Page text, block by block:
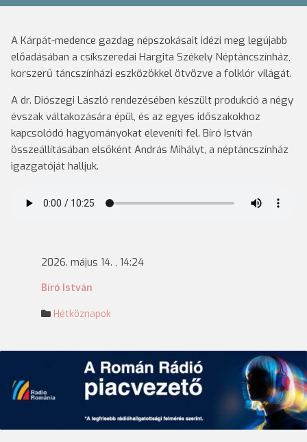
A Kárpát-medence gazdag népszokásait idézi meg legújabb
előadásában a csíkszeredai Hargita Székely Néptáncszínház,
korszerű táncszínházi eszközökkel ötvözve a folklór világát.
A dr. Diószegi László rendezésében készült produkció a négy
évszak váltakozására épül, és az egyes időszakokhoz
kapcsolódó hagyományokat eleveníti fel. Bíró István
összeállításában elsőként András Mihályt, a néptáncszínház
igazgatóját halljuk.
2026. május 14. , 14:24
Bíró István
Hétköznapok